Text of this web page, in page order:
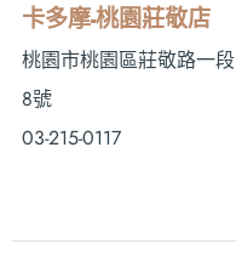
卡多摩-桃園莊敬店
桃園市桃園區莊敬路一
8號
03-215-0117